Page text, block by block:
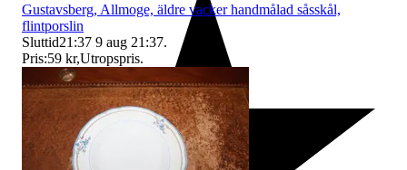
Gustavsberg, Allmoge, äldre vacker handmålad såsskål,
flintporslin
Sluttid21:37 9 aug 21:37.
Pris:59 kr,Utropspris.